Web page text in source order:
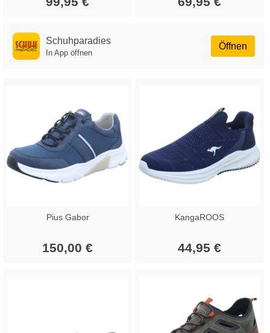
Öffnen
Schuhparadies
In App öffnen
Pius Gabor
150,00 €
KangaROOS
44,95 €